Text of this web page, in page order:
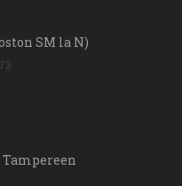
SM la N)